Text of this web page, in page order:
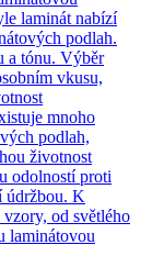
laminát nabízí
podlah.
a tónu. Výběr
vkusu,
mnoho
podlah,
životnost
odolností proti
údržbou. K
od světlého
laminátovou